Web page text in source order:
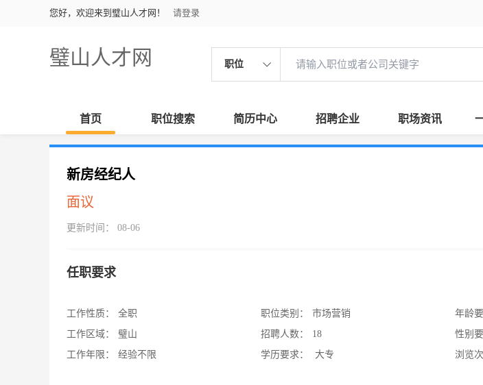
您好，欢迎来到璧山人才网！ 请登录
璧山人才网 职位
首页 职位搜索 简历中心 招聘企业 职场资讯
新房经纪人
面议
更新时间： 08-06
任职要求
工作性质：
全职
工作区域：
璧山
工作年限：
经验不限
职位类别：
市场营销
招聘人数：
18
学历要求：
大专
年龄要
性别要
浏览次